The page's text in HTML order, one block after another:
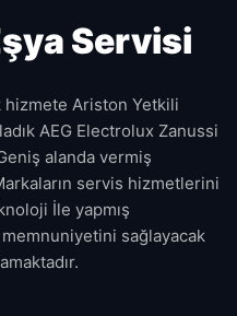
Servisi
hizmete Ariston Yetkili
AEG Electrolux Zanussi
alanda vermiş
servis hizmetlerini
İle yapmış
sağlayacak